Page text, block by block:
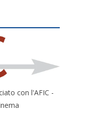
con l'AFIC -